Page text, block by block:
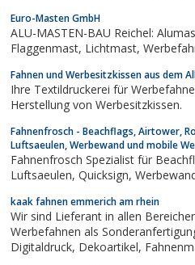
Euro-Masten GmbH
ALU-MASTEN-BAU Reichel: Alumasten,
Fahnen und Werbesitzkissen aus dem
Ihre Textildruckerei für
Herstellung von Werbesitzkissen.
Fahnenfrosch - Beachflags, Airtower,
Luftsaeulen, Werbewand und mobile
Fahnenfrosch Spezialist für Beachflags, Airtower,
Luftsaeulen,
kaak fahnen emmerich am rhein
Wir sind Lieferant in allen Bereichen Flaggenwerbung.
Werbefahnen als
Digitaldruck, Dekoartikel, Fahnenmasten.Zur gestaltung van